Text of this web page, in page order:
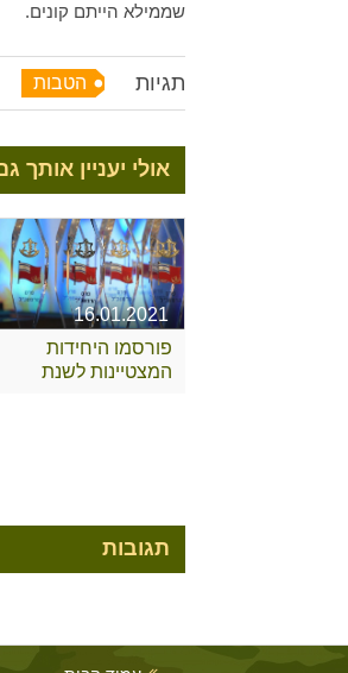
שממילא הייתם קונים.
תגיות הטבות
אולי יעניין אותך
16.01.2021
פורסמו היחידות
המצטיינות לשנת
תגובות